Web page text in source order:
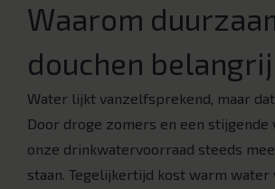
Waarom
douchen
Water lijkt vanzelfsprekend, maar
Door droge zomers en een stijgende
onze drinkwatervoorraad steeds
staan. Tegelijkertijd kost warm water